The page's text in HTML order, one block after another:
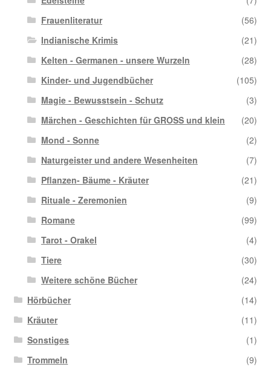
Frauenliteratur
(56)
Indianische Krimis
(21)
Kelten - Germanen - unsere Wurzeln
(28)
Kinder- und Jugendbücher
(105)
Magie - Bewusstsein - Schutz
(3)
Märchen - Geschichten für GROSS und klein
(20)
Mond - Sonne
(2)
Naturgeister und andere Wesenheiten
(7)
Pflanzen- Bäume - Kräuter
(21)
Rituale - Zeremonien
(9)
Romane
(99)
Tarot - Orakel
(4)
Tiere
(30)
Weitere schöne Bücher
(24)
Hörbücher
(14)
Kräuter
(11)
Sonstiges
(1)
Trommeln
(9)